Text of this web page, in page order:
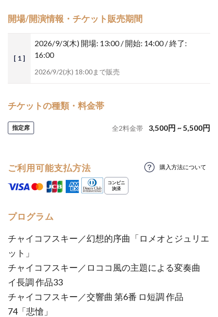
開場/開演情報・チケット販売期間
[ 1 ]
2026/9/3(木) 開場: 13:00 / 開始: 14:00 / 終了:
16:00
2026/9/2(水) 18:00まで販売
チケットの種類・料金帯
指定席 全2料金帯 3,500円 ~5,500円
ご利用可能支払方法 購入方法について
プログラム
チャイコフスキー／幻想的序曲「ロメオとジュリエ
ット」
チャイコフスキー／ロココ風の主題による変奏曲
イ長調 作品33
チャイコフスキー／交響曲 第6番 ロ短調 作品
74「悲愴」